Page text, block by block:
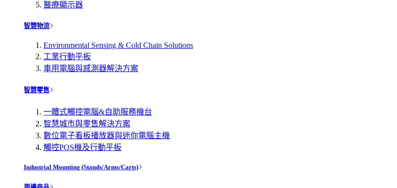
醫療顯示器
智慧物流
Environmental Sensing & Cold Chain Solutions
工業行動平板
車用電腦與感測器解決方案
智慧零售
一體式觸控電腦&自助服務機台
智慧城市與零售解決方案
數位電子看板播放器與迷你電腦主機
觸控POS機及行動平板
Industrial Mounting (Stands/Arms/Carts)